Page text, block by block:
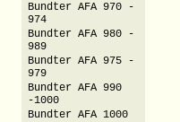
Bundter AFA 970 -
974
Bundter AFA 980 -
989
Bundter AFA 975 -
979
Bundter AFA 990
-1000
Bundter AFA 1000